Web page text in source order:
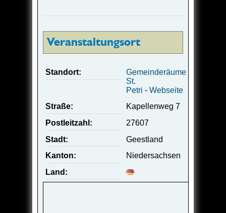
Veranstaltungsort
Standort:
Gemeinderäume
St.
Petri - Webseite
Straße:
Kapellenweg 7
Postleitzahl:
27607
Stadt:
Geestland
Kanton:
Niedersachsen
Land: